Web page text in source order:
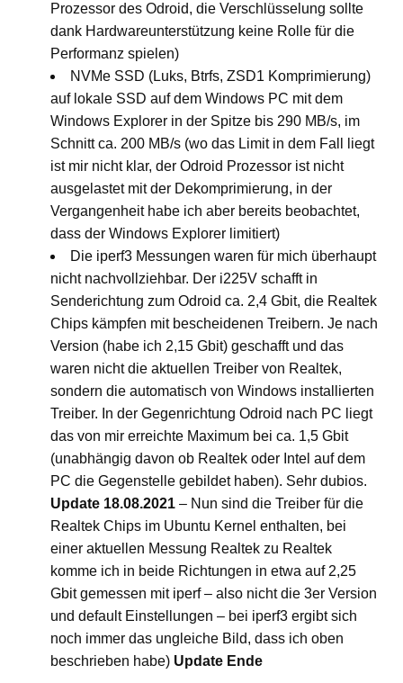
Prozessor des Odroid, die Verschlüsselung sollte
dank Hardwareunterstützung keine Rolle für die
Performanz spielen)
NVMe SSD (Luks, Btrfs, ZSD1 Komprimierung)
auf lokale SSD auf dem Windows PC mit dem
Windows Explorer in der Spitze bis 290 MB/s, im
Schnitt ca. 200 MB/s (wo das Limit in dem Fall liegt
ist mir nicht klar, der Odroid Prozessor ist nicht
ausgelastet mit der Dekomprimierung, in der
Vergangenheit habe ich aber bereits beobachtet,
dass der Windows Explorer limitiert)
Die iperf3 Messungen waren für mich überhaupt
nicht nachvollziehbar. Der i225V schafft in
Senderichtung zum Odroid ca. 2,4 Gbit, die Realtek
Chips kämpfen mit bescheidenen Treibern. Je nach
Version (habe ich 2,15 Gbit) geschafft und das
waren nicht die aktuellen Treiber von Realtek,
sondern die automatisch von Windows installierten
Treiber. In der Gegenrichtung Odroid nach PC liegt
das von mir erreichte Maximum bei ca. 1,5 Gbit
(unabhängig davon ob Realtek oder Intel auf dem
PC die Gegenstelle gebildet haben). Sehr dubios.
Update 18.08.2021 – Nun sind die Treiber für die
Realtek Chips im Ubuntu Kernel enthalten, bei
einer aktuellen Messung Realtek zu Realtek
komme ich in beide Richtungen in etwa auf 2,25
Gbit gemessen mit iperf – also nicht die 3er Version
und default Einstellungen – bei iperf3 ergibt sich
noch immer das ungleiche Bild, dass ich oben
beschrieben habe) Update Ende